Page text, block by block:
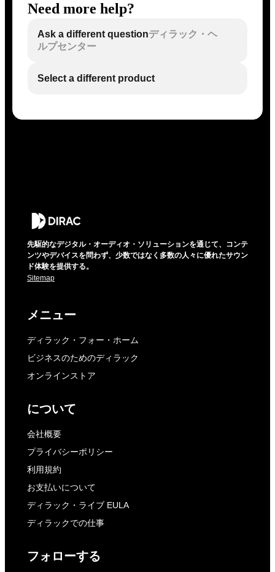
Need more help?
Ask a different questionディラック・ヘ
ルプセンター
Select a different product
先駆的なデジタル・オーディオ・ソリューションを通じて、コンテ
ンツやデバイスを問わず、少数ではなく多数の人々に優れたサウン
ド体験を提供する。
Sitemap
メニュー
ディラック・フォー・ホーム
ビジネスのためのディラック
オンラインストア
について
会社概要
プライバシーポリシー
利用規約
お支払いについて
ディラック・ライブ EULA
ディラックでの仕事
フォローする